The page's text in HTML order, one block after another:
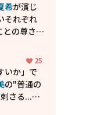
希が演じ
それぞれ
との尊さを
「あの
君とまた出
25
いか」で
の"普通の
さる...映
にも通